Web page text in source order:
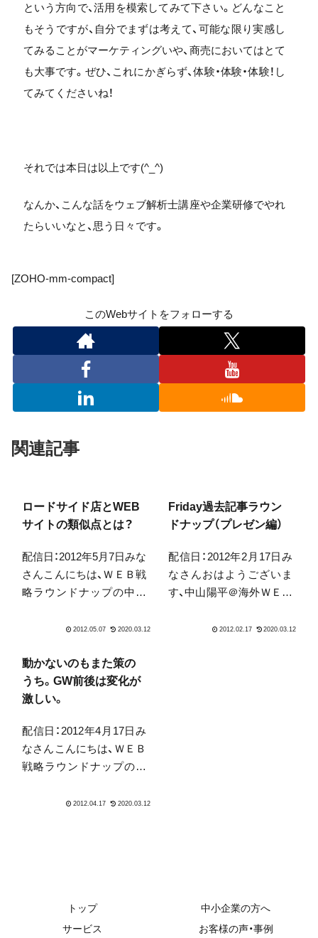
という方向で、活用を模索してみて下さい。どんなこと
もそうですが、自分でまずは考えて、可能な限り実感し
てみることがマーケティングいや、商売においてはとて
も大事です。ぜひ、これにかぎらず、体験・体験・体験！し
てみてくださいね！
それでは本日は以上です(^_^)
なんか、こんな話をウェブ解析士講座や企業研修でやれ
たらいいなと、思う日々です。
[ZOHO-mm-compact]
このWebサイトをフォローする
関連記事
ロードサイド店とWEB
サイトの類似点とは？
配信日：2012年5月7日みな
さんこんにちは、ＷＥＢ戦
略ラウンドナップの中山
クも終わりましたね。あ
らしばらく、祝日はありま
せん。そして魔の梅雨が
やってきます。梅雨は、通
て来る...
Friday過去記事ラウン
ドナップ（プレゼン編）
配信日：2012年2月17日み
なさんおはようございま
す、中山陽平＠海外ＷＥＢ
というお知らせを致しま
動かないのもまた策の
うち。GW前後は変化が
激しい。
配信日：2012年4月17日み
なさんこんにちは、ＷＥＢ
戦略ラウンドナップの中
桜のピークも過ぎてGW
トップ
中小企業の方へ
サービス
お客様の声・事例